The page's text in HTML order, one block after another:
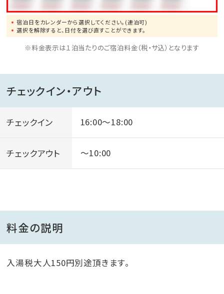
＜ご利用時間＞
16：00～18：30（１部）
※タラソパックは不定休となっております。予めご了承く
ださい。（ご予約分を除く）
■ロケーション■
が望めます”！
トロピカルムード満点♪
宿泊日をカレンダーから選択してください。(連泊可)
選択を解除すると、日付を選び直すことができます。
※料金表示は１泊当たりのご宿泊料金（税・サ込）となります
チェックイン・アウト
チェックイン 16:00～18:00
チェックアウト ～10:00
料金の説明
入湯税大人150円別途頂きます。